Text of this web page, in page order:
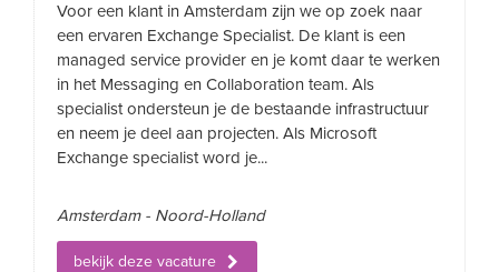
Voor een klant in Amsterdam zijn we op zoek naar
een ervaren Exchange Specialist. De klant is een
managed service provider en je komt daar te werken
in het Messaging en Collaboration team. Als
specialist ondersteun je de bestaande infrastructuur
en neem je deel aan projecten. Als Microsoft
Exchange specialist word je...
Amsterdam - Noord-Holland
bekijk deze vacature